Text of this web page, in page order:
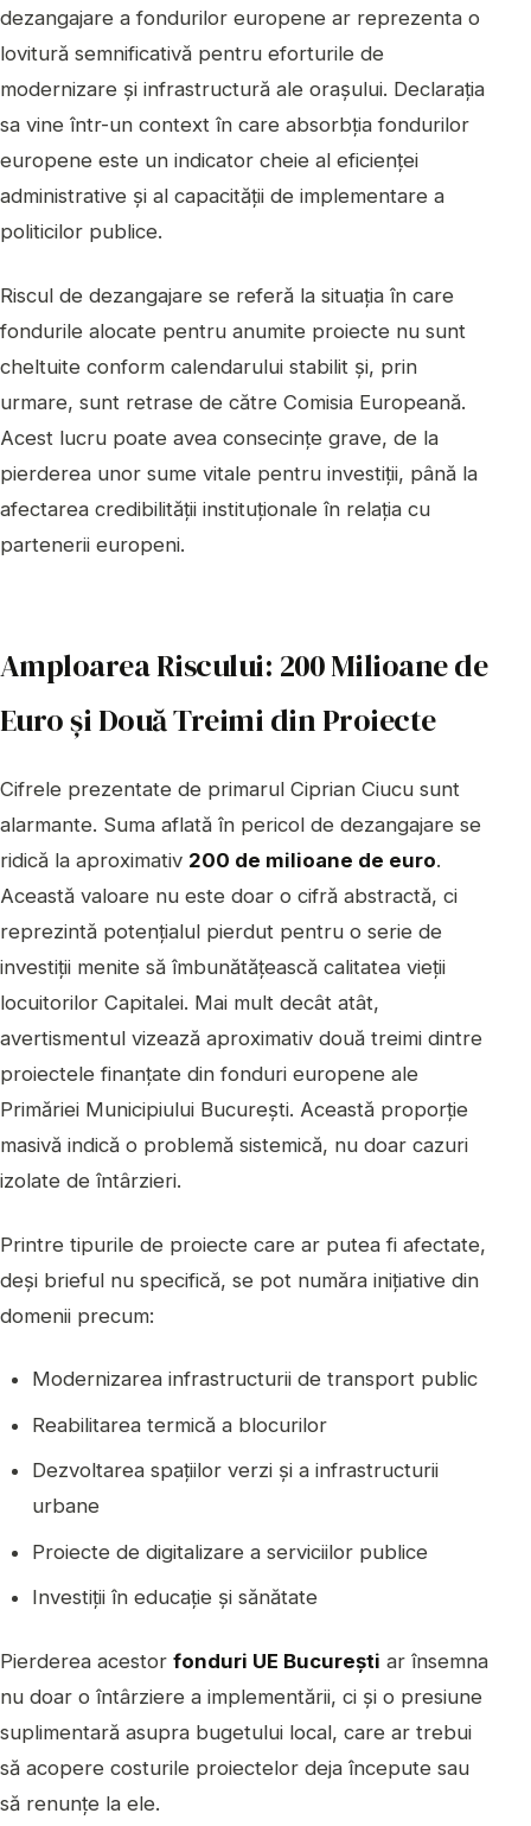
dezangajare a fondurilor europene ar reprezenta o
lovitură semnificativă pentru eforturile de
modernizare și infrastructură ale orașului. Declarația
sa vine într-un context în care absorbția fondurilor
europene este un indicator cheie al eficienței
administrative și al capacității de implementare a
politicilor publice.
Riscul de dezangajare se referă la situația în care
fondurile alocate pentru anumite proiecte nu sunt
cheltuite conform calendarului stabilit și, prin
urmare, sunt retrase de către Comisia Europeană.
Acest lucru poate avea consecințe grave, de la
pierderea unor sume vitale pentru investiții, până la
afectarea credibilității instituționale în relația cu
partenerii europeni.
Amploarea Riscului: 200 Milioane de
Euro și Două Treimi din Proiecte
Cifrele prezentate de primarul Ciprian Ciucu sunt
alarmante. Suma aflată în pericol de dezangajare se
ridică la aproximativ 200 de milioane de euro.
Această valoare nu este doar o cifră abstractă, ci
reprezintă potențialul pierdut pentru o serie de
investiții menite să îmbunătățească calitatea vieții
locuitorilor Capitalei. Mai mult decât atât,
avertismentul vizează aproximativ două treimi dintre
proiectele finanțate din fonduri europene ale
Primăriei Municipiului București. Această proporție
masivă indică o problemă sistemică, nu doar cazuri
izolate de întârzieri.
Printre tipurile de proiecte care ar putea fi afectate,
deși brieful nu specifică, se pot număra inițiative din
domenii precum:
Modernizarea infrastructurii de transport public
Reabilitarea termică a blocurilor
Dezvoltarea spațiilor verzi și a infrastructurii
urbane
Proiecte de digitalizare a serviciilor publice
Investiții în educație și sănătate
Pierderea acestor fonduri UE București ar însemna
nu doar o întârziere a implementării, ci și o presiune
suplimentară asupra bugetului local, care ar trebui
să acopere costurile proiectelor deja începute sau
să renunțe la ele.